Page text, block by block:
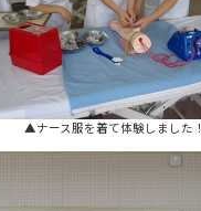
▲ナース服を着て体験しました！